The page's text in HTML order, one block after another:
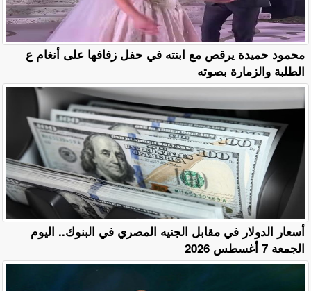
محمود حميدة يرقص مع ابنته في حفل زفافها على أنغام ع
الطلبة والزمارة بصوته
أسعار الدولار في مقابل الجنيه المصري في البنوك.. اليوم
الجمعة 7 أغسطس 2026